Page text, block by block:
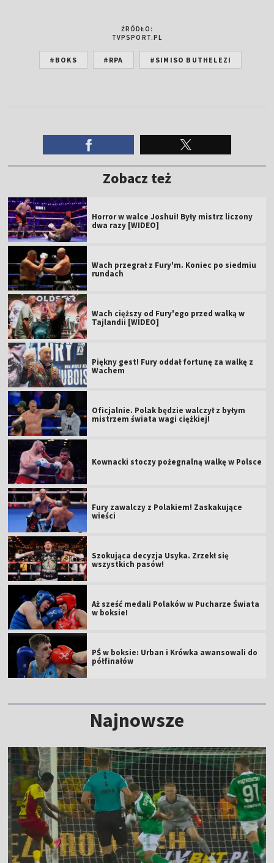
ŹRÓDŁO:
TVPSPORT.PL
#BOKS #RPA #SIMISO BUTHELEZI
Zobacz też
Horror w walce Joshui! Były mistrz liczony
dwa razy [WIDEO]
Wach przegrał z Fury'm. Koniec po siedmiu
rundach
Wach cięższy od Fury'ego przed walką w
Tajlandii [WIDEO]
Piękny gest! Fury oddał fortunę za walkę z
Wachem
Oficjalnie. Polak będzie walczył z byłym
mistrzem świata wagi ciężkiej!
Kownacki stoczy pożegnalną walkę w Polsce
Fury zawalczy z Polakiem! Zaskakujące
wieści
Szokująca decyzja Usyka. Zrzekł się
wszystkich pasów!
Aż sześć medali Polaków w Pucharze Świata
w boksie!
PŚ w boksie: Urban i Krówka awansowali do
półfinałów
Najnowsze